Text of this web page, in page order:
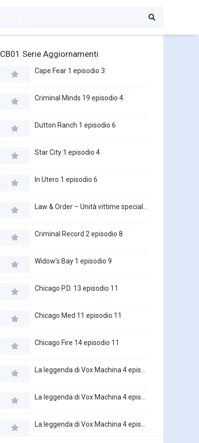
CB01 Serie Aggiornamenti
Cape Fear 1 episodio 3
Criminal Minds 19 episodio 4
Dutton Ranch 1 episodio 6
Star City 1 episodio 4
In Utero 1 episodio 6
Criminal Record 2 episodio 8
Widow’s Bay 1 episodio 9
Chicago P.D. 13 episodio 11
Chicago Med 11 episodio 11
Chicago Fire 14 episodio 11